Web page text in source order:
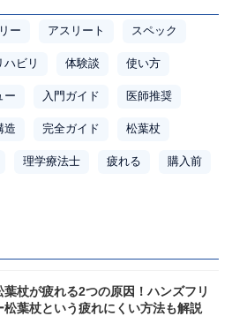
ー アスリート スペック
ハビリ 体験談 使い方
ー 入門ガイド 医師推奨
造 完全ガイド 松葉杖
理学療法士 疲れる 購入前
葉杖が疲れる2つの原因！ハンズフリ
松葉杖という疲れにくい方法も解説